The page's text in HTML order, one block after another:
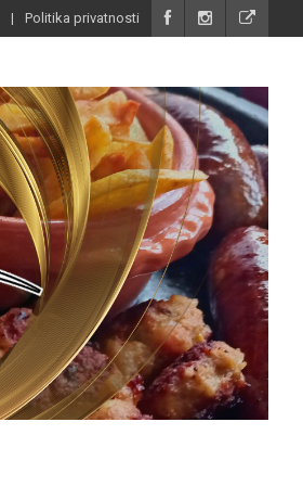
Politika privatnosti